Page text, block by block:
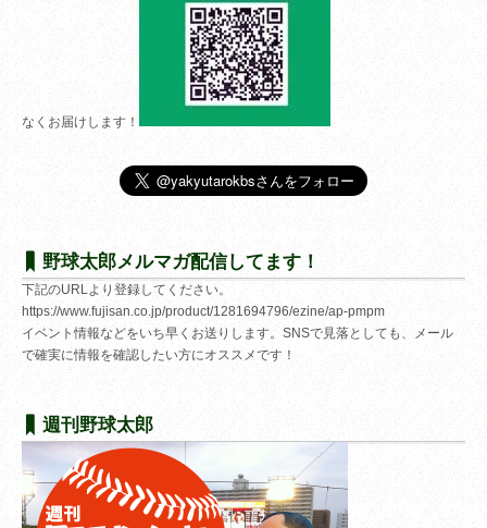
なくお届けします！
野球太郎メルマガ配信してます！
下記のURLより登録してください。
https://www.fujisan.co.jp/product/1281694796/ezine/ap-pmpm
イベント情報などをいち早くお送りします。SNSで見落としても、メール
で確実に情報を確認したい方にオススメです！
週刊野球太郎